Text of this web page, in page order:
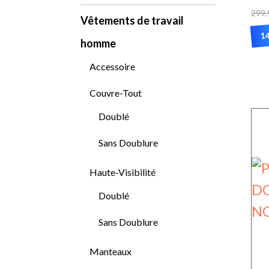
Vêtements de travail
homme
Accessoire
Couvre-Tout
Doublé
Sans Doublure
Haute-Visibilité
Doublé
Sans Doublure
Manteaux